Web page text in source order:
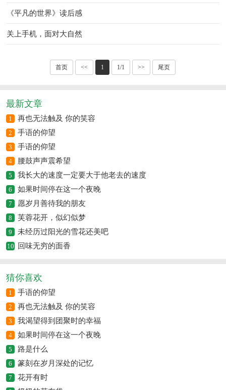
《平凡的世界》读后感
关上手机，面对大自然
首页 << 1 1/1 >> 尾页
最新文章
1 再也无法触及 你的笑容
2 手语的仰望
3 手语的仰望
4 腰鼓声声震希望
5 我长大的速度一定要大于他老去的速度
6 如果时间停在这一个夜晚
7 愿岁月善待我的朋友
8 芙蓉花开，似幻似梦
9 未经历过阳光的雪花还美吧
10 回味无穷的面香
猜你喜欢
1 手语的仰望
2 再也无法触及 你的笑容
3 我渴望得到团聚时的幸福
4 如果时间停在这一个夜晚
5 路是什么
6 篆刻在岁月深处的记忆
7 花开有时